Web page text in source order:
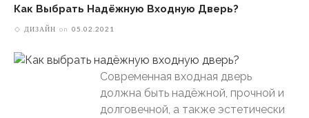
Как Выбрать Надёжную Входную Дверь?
ДИЗАЙН on 05.02.2021
Современная входная дверь
должна быть надёжной, прочной и
долговечной, а также эстетически